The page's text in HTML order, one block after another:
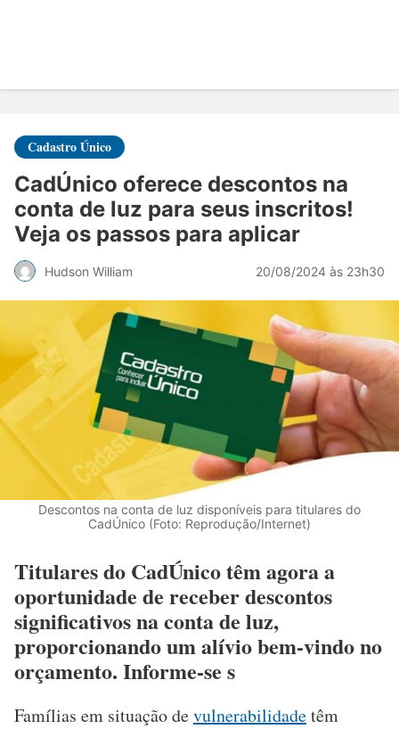
Cadastro Único
CadÚnico oferece descontos na
conta de luz para seus inscritos!
Veja os passos para aplicar
Hudson William 20/08/2024 às 23h30
Descontos na conta de luz disponíveis para titulares do
CadÚnico (Foto: Reprodução/Internet)
Titulares do CadÚnico têm agora a
oportunidade de receber descontos
significativos na conta de luz,
proporcionando um alívio bem-vindo no
orçamento. Informe-se s
Famílias em situação devulnerabilidadetêm